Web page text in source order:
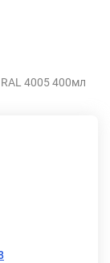
4005 400мл